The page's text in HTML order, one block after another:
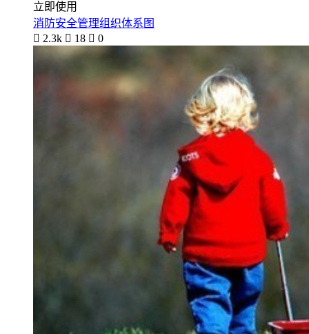
立即使用
消防安全管理组织体系图
 2.3k  18  0